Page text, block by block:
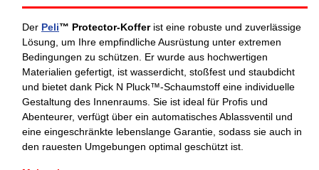
Der Peli™ Protector-Kofferist eine robuste und zuverlässige
Lösung, um Ihre empfindliche Ausrüstung unter extremen
Bedingungen zu schützen. Er wurde aus hochwertigen
Materialien gefertigt, ist wasserdicht, stoßfest und staubdicht
und bietet dank Pick N Pluck™-Schaumstoff eine individuelle
Gestaltung des Innenraums. Sie ist ideal für Profis und
Abenteurer, verfügt über ein automatisches Ablassventil und
eine eingeschränkte lebenslange Garantie, sodass sie auch in
den rauesten Umgebungen optimal geschützt ist.